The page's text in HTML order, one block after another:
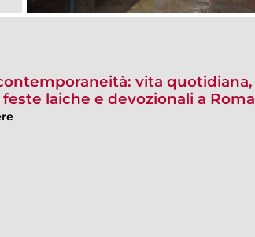
vita quotidiana,
laiche e devozionali a Roma